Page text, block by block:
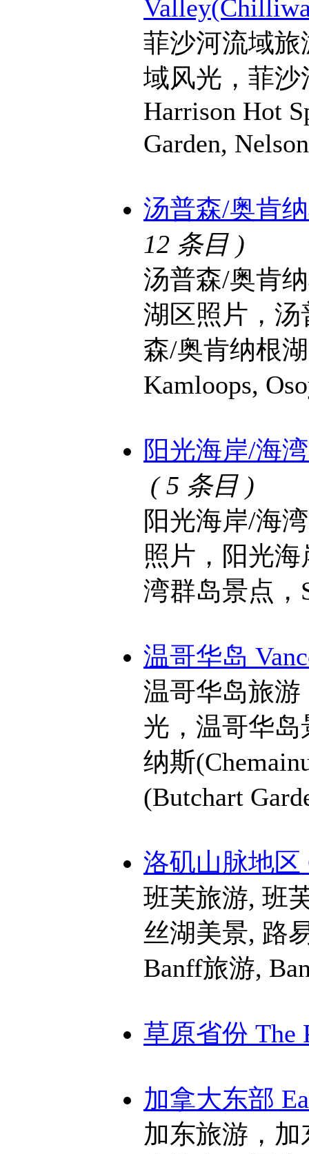
菲沙河流域
域风光，菲沙
Harrison Hot
Garden,
汤普森/奥肯
12 条目 )
汤普森/奥肯
湖区照片，
森/奥肯纳根
Kamloops,
阳光海岸/海
( 5 条目 )
阳光海岸/海
照片，阳光
湾群岛景点，
温哥华岛
温哥华岛旅
光，温哥华
纳斯
(Butchart
洛矶山脉地区
班芙旅游, 班
丝湖美景, 路
Banff旅游,
草原省份 The
加拿大东部
加东旅游，